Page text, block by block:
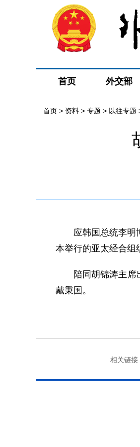
首页 外交部
首页 > 资料 > 专题 > 以往专题
应韩国总统李明博
本举行的亚太经合组
陪同胡锦涛主席出
戴秉国。
相关链接